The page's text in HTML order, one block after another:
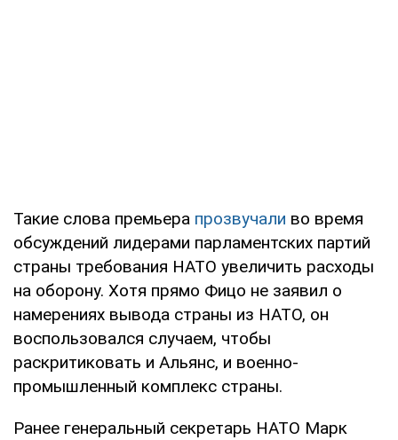
Такие слова премьера прозвучали во время
обсуждений лидерами парламентских партий
страны требования НАТО увеличить расходы
на оборону. Хотя прямо Фицо не заявил о
намерениях вывода страны из НАТО, он
воспользовался случаем, чтобы
раскритиковать и Альянс, и военно-
промышленный комплекс страны.
Ранее генеральный секретарь НАТО Марк